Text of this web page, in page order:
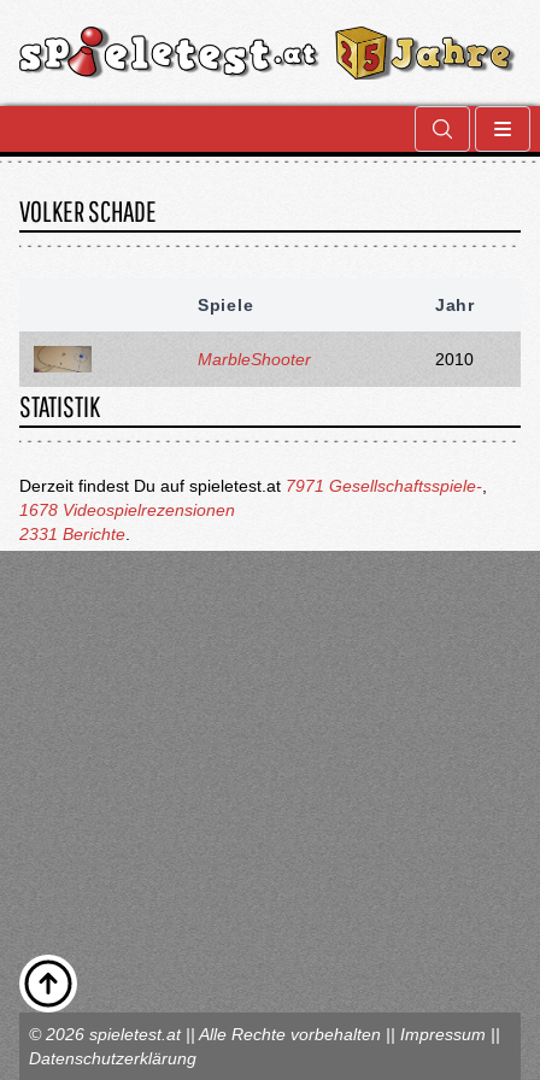
VOLKER SCHADE
Spiele Jahr
MarbleShooter 2010
STATISTIK
Derzeit findest Du auf spieletest.at 7971 Gesellschaftsspiele-
1678 Videospielrezensionen
2331 Berichte
© 2026 spieletest.at || Alle Rechte vorbehalten || Impressum ||
Datenschutzerklärung